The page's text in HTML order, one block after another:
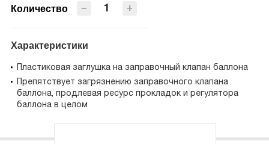
Количество +
−
Характеристики
Пластиковая заглушка на заправочный клапан баллона
Препятствует загрязнению заправочного клапана
баллона, продлевая ресурс прокладок и регулятора
баллона в целом